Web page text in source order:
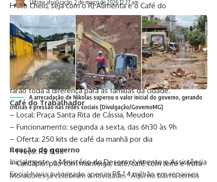
Prato Cheio, seja com o RJ Alimenta e o Café do
Trabalhador.”
A secretária estadual de Desenvolvimento Social e Direitos
Humanos, Rosangela Gomes, reforçou a importância da
parceria:
“Entregamos dois grandes equipamentos que reforçam o
cinturão de segurança alimentar em Teresópolis e que
farão toda a diferença para as famílias da cidade.”
Café do Trabalhador
– Local: Praça Santa Rita de Cássia, Meudon
– Funcionamento: segunda a sexta, das 6h30 às 9h
– Oferta: 250 kits de café da manhã por dia
– Preço: R$ 0,50
– Cardápio: pão com manteiga, café/café com leite e fruta
Moradores já celebram a novidade. “Aqui no bairro temos
Última atualização: 2 de março de 2026 12:27 am
A arrecadação de Nikolas superou o valor inicial do governo, gerando
críticas e pressão nas redes sociais (Divulgação/GovernoMG)
Reação do governo
Inicialmente, o Ministério do Desenvolvimento e Assistência
Social havia autorizado apenas R$ 1,4 milhão em repasses